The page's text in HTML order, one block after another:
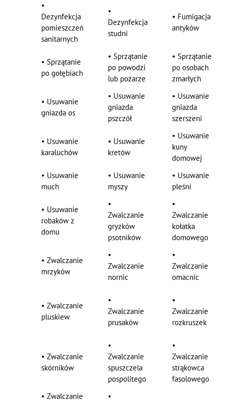
•
Dezynfekcja
pomieszczeń
sanitarnych
•
Dezynfekcja
studni
• Fumigacja
antyków
• Sprzątanie
po gołębiach
• Sprzątanie
po powodzi
lub pożarze
• Sprzątanie
po osobach
zmarłych
• Usuwanie
gniazda os
• Usuwanie
gniazda
pszczół
• Usuwanie
gniazda
szerszeni
• Usuwanie
karaluchów
• Usuwanie
kretów
• Usuwanie
kuny
domowej
• Usuwanie
much
• Usuwanie
myszy
• Usuwanie
pleśni
• Usuwanie
robaków z
domu
•
Zwalczanie
gryzków
psotników
•
Zwalczanie
kołatka
domowego
• Zwalczanie
mrzyków
•
Zwalczanie
nornic
•
Zwalczanie
omacnic
• Zwalczanie
pluskiew
•
Zwalczanie
prusaków
•
Zwalczanie
rozkruszek
• Zwalczanie
skórników
•
Zwalczanie
spuszczela
pospolitego
•
Zwalczanie
strąkowca
fasolowego
• Zwalczanie •